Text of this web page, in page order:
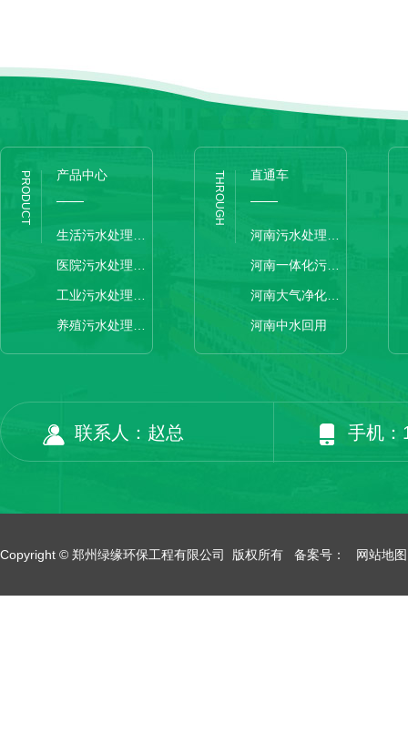
PRODUCT 产品中心
生活污水处理设备
医院污水处理设备
工业污水处理设备
养殖污水处理设备
THROUGH 直通车
河南污水处理设备
河南一体化污水处理设备
河南大气净化设备
河南中水回用
联系人：赵总 手机：
Copyright © 郑州绿缘环保工程有限公司 版权所有 备案号： 网站地图